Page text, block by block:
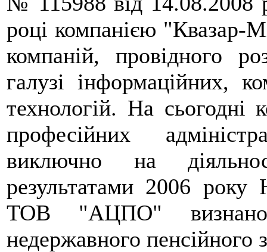
році компанією "Квазар-
компаній, провідного
галузі інформаційних,
технологій. На сьогодні
професійних
виключно на
результатами 2006 року
ТОВ "АЦПО" визнано
недержавного пенсійного